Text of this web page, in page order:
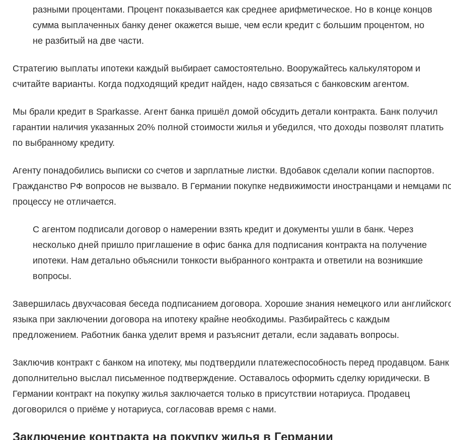
разными процентами. Процент показывается как среднее арифметическое. Но в конце концов
сумма выплаченных банку денег окажется выше, чем если кредит с большим процентом, но
не разбитый на две части.
Стратегию выплаты ипотеки каждый выбирает самостоятельно. Вооружайтесь калькулятором и
считайте варианты. Когда подходящий кредит найден, надо связаться с банковским агентом.
Мы брали кредит в Sparkasse. Агент банка пришёл домой обсудить детали контракта. Банк получил
гарантии наличия указанных 20% полной стоимости жилья и убедился, что доходы позволят платить
по выбранному кредиту.
Агенту понадобились выписки со счетов и зарплатные листки. Вдобавок сделали копии паспортов.
Гражданство РФ вопросов не вызвало. В Германии покупке недвижимости иностранцами и немцами
процессу не отличается.
С агентом подписали договор о намерении взять кредит и документы ушли в банк. Через
несколько дней пришло приглашение в офис банка для подписания контракта на получение
ипотеки. Нам детально объяснили тонкости выбранного контракта и ответили на возникшие
вопросы.
Завершилась двухчасовая беседа подписанием договора. Хорошие знания немецкого или
языка при заключении договора на ипотеку крайне необходимы. Разбирайтесь с каждым
предложением. Работник банка уделит время и разъяснит детали, если задавать вопросы.
Заключив контракт с банком на ипотеку, мы подтвердили платежеспособность перед продавцом. Банк
дополнительно выслал письменное подтверждение. Оставалось оформить сделку юридически. В
Германии контракт на покупку жилья заключается только в присутствии нотариуса. Продавец
договорился о приёме у нотариуса, согласовав время с нами.
Заключение контракта на покупку жилья в Германии